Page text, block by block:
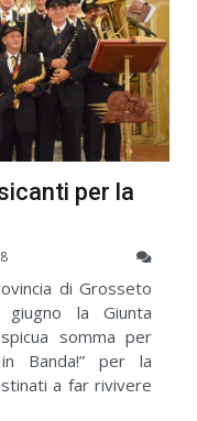
per la
di Grosseto
la Giunta
somma per
Banda!” per la
a far rivivere